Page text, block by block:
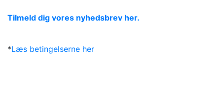
Tilmeld dig vores nyhedsbrev her.
*Læs betingelserne her